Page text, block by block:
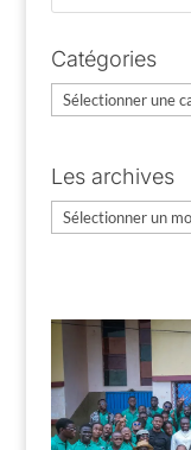
Catégories
Catégories
Les archives
Les